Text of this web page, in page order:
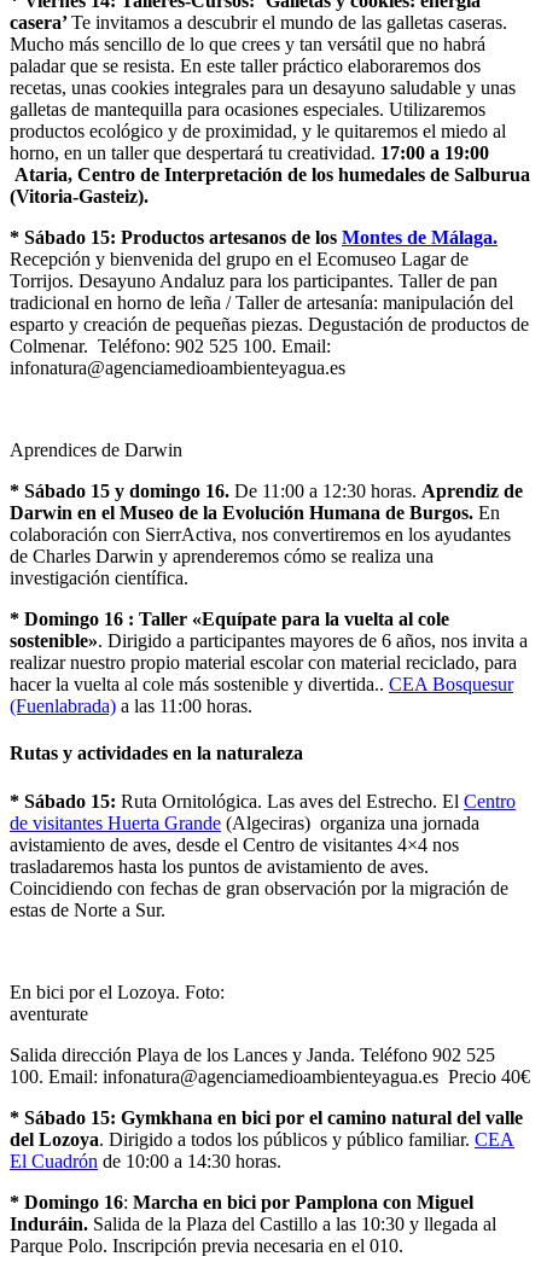
casera’Te invitamos a descubrir el mundo de las galletas caseras.
Mucho más sencillo de lo que crees y tan versátil que no habrá
paladar que se resista. En este taller práctico elaboraremos dos
recetas, unas cookies integrales para un desayuno saludable y unas
galletas de mantequilla para ocasiones especiales. Utilizaremos
productos ecológico y de proximidad, y le quitaremos el miedo al
horno, en un taller que despertará tu creatividad. 17:00 a 19:00
Ataria, Centro de Interpretación de los humedales de Salburua
(Vitoria-Gasteiz).
* Sábado 15: Productos artesanos de los Montes de Málaga.
Recepción y bienvenida del grupo en el Ecomuseo Lagar de
Torrijos. Desayuno Andaluz para los participantes. Taller de pan
tradicional en horno de leña / Taller de artesanía: manipulación del
esparto y creación de pequeñas piezas. Degustación de productos de
Colmenar. Teléfono: 902 525 100. Email:
infonatura@agenciamedioambienteyagua.es
Aprendices de Darwin
* Sábado 15 y domingo 16. De 11:00 a 12:30 horas. Aprendiz de
Darwin en el Museo de la Evolución Humana de Burgos. En
colaboración con SierrActiva, nos convertiremos en los ayudantes
de Charles Darwin y aprenderemos cómo se realiza una
investigación científica.
* Domingo 16 : Taller «Equípate para la vuelta al cole
sostenible». Dirigido a participantes mayores de 6 años, nos invita a
realizar nuestro propio material escolar con material reciclado, para
hacer la vuelta al cole más sostenible y divertida.. CEA Bosquesur
(Fuenlabrada) a las 11:00 horas.
Rutas y actividades en la naturaleza
* Sábado 15: Ruta Ornitológica. Las aves del Estrecho. El Centro
de visitantes Huerta Grande (Algeciras) organiza una jornada
avistamiento de aves, desde el Centro de visitantes 4×4 nos
trasladaremos hasta los puntos de avistamiento de aves.
Coincidiendo con fechas de gran observación por la migración de
estas de Norte a Sur.
En bici por el Lozoya. Foto:
aventurate
Salida dirección Playa de los Lances y Janda. Teléfono 902 525
100. Email: infonatura@agenciamedioambienteyagua.es Precio 40€
* Sábado 15: Gymkhana en bici por el camino natural del valle
del Lozoya. Dirigido a todos los públicos y público familiar. CEA
El Cuadrón de 10:00 a 14:30 horas.
* Domingo 16: Marcha en bici por Pamplona con Miguel
Induráin. Salida de la Plaza del Castillo a las 10:30 y llegada al
Parque Polo. Inscripción previa necesaria en el 010.